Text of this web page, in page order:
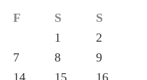
F S
S
1
2
7 8
9
14 15
16